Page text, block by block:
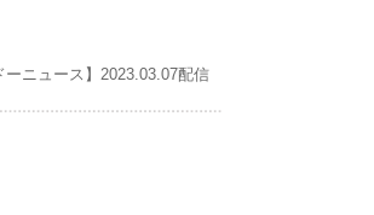
ーニュース】2023.03.07配信